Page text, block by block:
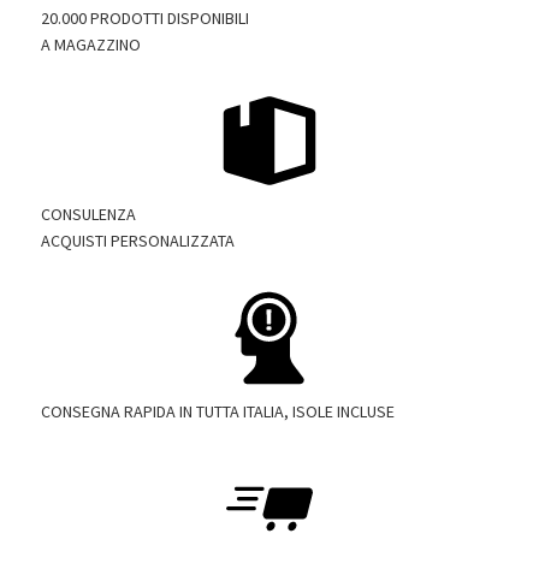
20.000 PRODOTTI DISPONIBILI
A MAGAZZINO
CONSULENZA
ACQUISTI PERSONALIZZATA
CONSEGNA RAPIDA IN TUTTA ITALIA, ISOLE INCLUSE